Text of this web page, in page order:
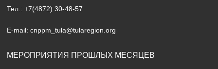
Тел.: +7(4872) 30-48-57
E-mail: cnppm_tula@tularegion.org
МЕРОПРИЯТИЯ ПРОШЛЫХ МЕСЯЦЕВ